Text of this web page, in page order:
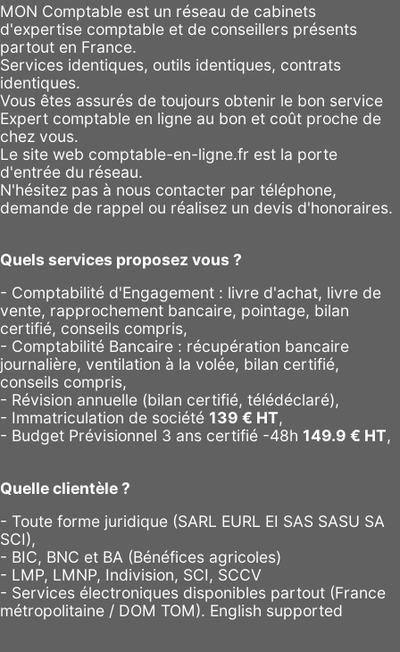
MON Comptable est un réseau de cabinets
d'expertise comptable et de conseillers présents
partout en France.
Services identiques, outils identiques, contrats
identiques.
Vous êtes assurés de toujours obtenir le bon service
Expert comptable en ligne au bon et coût proche de
chez vous.
Le site web comptable-en-ligne.fr est la porte
d'entrée du réseau.
N'hésitez pas à nous contacter par téléphone,
demande de rappel ou réalisez un devis d'honoraires.
Quels services proposez vous ?
- Comptabilité d'Engagement : livre d'achat, livre de
vente, rapprochement bancaire, pointage, bilan
certifié, conseils compris,
- Comptabilité Bancaire : récupération bancaire
journalière, ventilation à la volée, bilan certifié,
conseils compris,
- Révision annuelle (bilan certifié, télédéclaré),
- Immatriculation de société 139 € HT,
- Budget Prévisionnel 3 ans certifié -48h 149.9 € HT,
Quelle clientèle ?
- Toute forme juridique (SARL EURL EI SAS SASU SA
SCI),
- BIC, BNC et BA (Bénéfices agricoles)
- LMP, LMNP, Indivision, SCI, SCCV
- Services électroniques disponibles partout (France
métropolitaine / DOM TOM). English supported